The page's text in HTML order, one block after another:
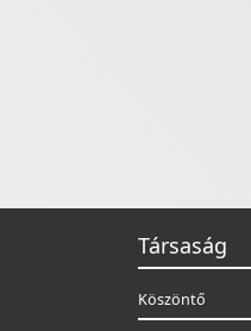
Társaság
Köszöntő